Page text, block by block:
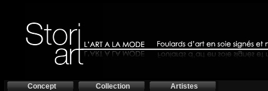
Concept Collection Artistes